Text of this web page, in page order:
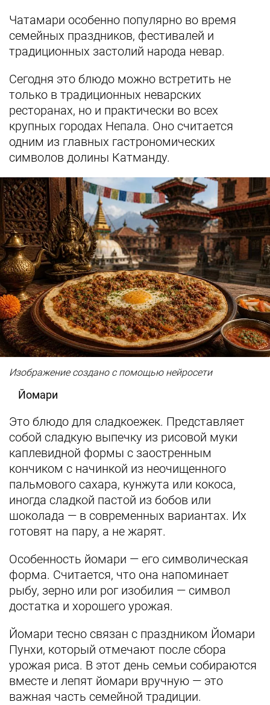
Чатамари особенно популярно во время
семейных праздников, фестивалей и
традиционных застолий народа невар.
Сегодня это блюдо можно встретить не
только в традиционных неварских
ресторанах, но и практически во всех
крупных городах Непала. Оно считается
одним из главных гастрономических
символов долины Катманду.
Изображение создано с помощью нейросети
Йомари
Это блюдо для сладкоежек. Представляет
собой сладкую выпечку из рисовой муки
каплевидной формы с заостренным
кончиком с начинкой из неочищенного
пальмового сахара, кунжута или кокоса,
иногда сладкой пастой из бобов или
шоколада — в современных вариантах. Их
готовят на пару, а не жарят.
Особенность йомари — его символическая
форма. Считается, что она напоминает
рыбу, зерно или рог изобилия — символ
достатка и хорошего урожая.
Йомари тесно связан с праздником Йомари
Пунхи, который отмечают после сбора
урожая риса. В этот день семьи собираются
вместе и лепят йомари вручную — это
важная часть семейной традиции.